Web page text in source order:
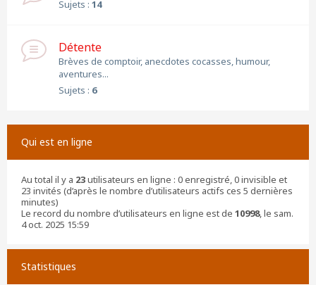
Sujets : 14
Détente
Brèves de comptoir, anecdotes cocasses, humour,
aventures...
Sujets : 6
Qui est en ligne
Au total il y a 23utilisateurs en ligne : 0 enregistré, 0 invisible et
23 invités (d’après le nombre d’utilisateurs actifs ces 5 dernières
minutes)
Le record du nombre d’utilisateurs en ligne est de 10998, le sam.
4 oct. 2025 15:59
Statistiques